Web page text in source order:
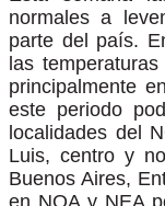
normales a
parte del país.
las
principalmente
este periodo
localidades del
Luis, centro y
Buenos Aires,
en NOA y NEA